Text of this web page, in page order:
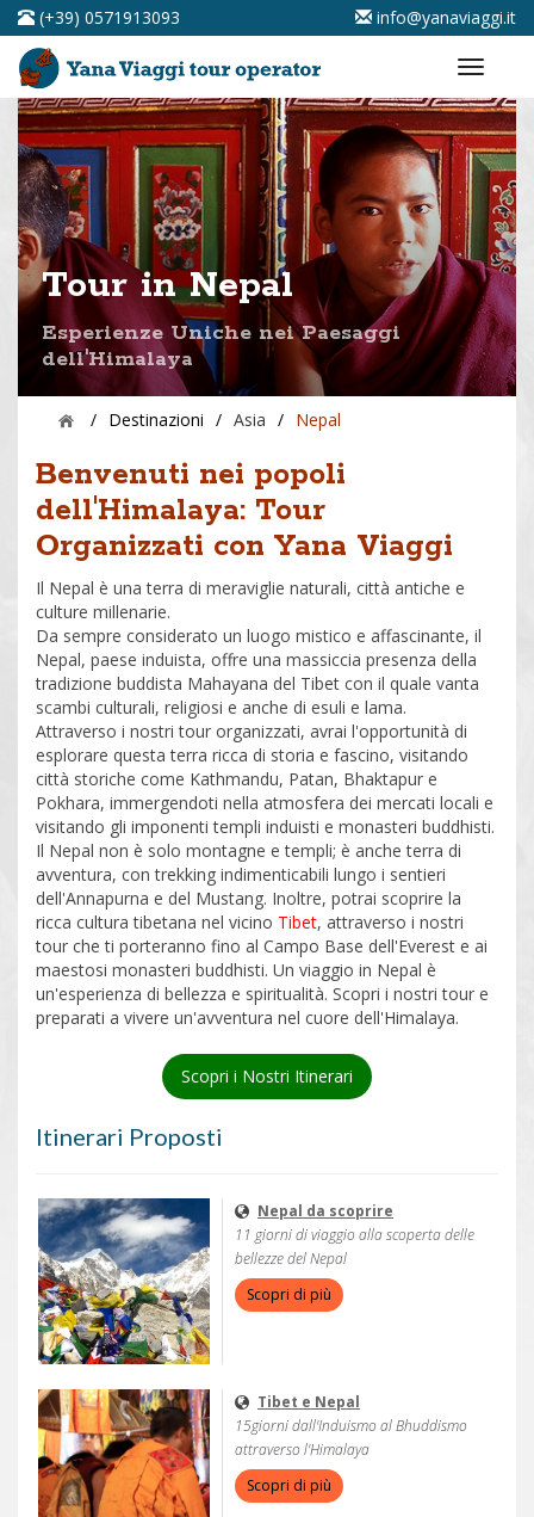
(+39) 0571913093 info@yanaviaggi.it
Tour in Nepal
Esperienze Uniche nei Paesaggi
dell'Himalaya
/ Destinazioni / Asia / Nepal
Benvenuti nei popoli
dell'Himalaya: Tour
Organizzati con Yana Viaggi
Il Nepal è una terra di meraviglie naturali, città antiche e
culture millenarie.
Da sempre considerato un luogo mistico e affascinante, il
Nepal, paese induista, offre una massiccia presenza della
tradizione buddista Mahayana del Tibet con il quale vanta
scambi culturali, religiosi e anche di esuli e lama.
Attraverso i nostri tour organizzati, avrai l'opportunità di
esplorare questa terra ricca di storia e fascino, visitando
città storiche come Kathmandu, Patan, Bhaktapur e
Pokhara, immergendoti nella atmosfera dei mercati locali e
visitando gli imponenti templi induisti e monasteri buddhisti.
Il Nepal non è solo montagne e templi; è anche terra di
avventura, con trekking indimenticabili lungo i sentieri
dell'Annapurna e del Mustang. Inoltre, potrai scoprire la
ricca cultura tibetana nel vicino Tibet, attraverso i nostri
tour che ti porteranno fino al Campo Base dell'Everest e ai
maestosi monasteri buddhisti. Un viaggio in Nepal è
un'esperienza di bellezza e spiritualità. Scopri i nostri tour e
preparati a vivere un'avventura nel cuore dell'Himalaya.
Scopri i Nostri Itinerari
Itinerari Proposti
Nepal da scoprire
11 giorni di viaggio alla scoperta delle
bellezze del Nepal
Scopri di più
Tibet e Nepal
15giorni dall'Induismo al Bhuddismo
attraverso l'Himalaya
Scopri di più